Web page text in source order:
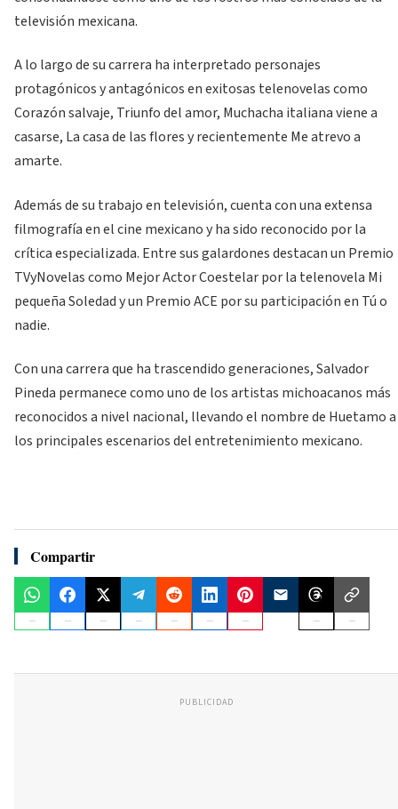
televisión mexicana.
A lo largo de su carrera ha interpretado personajes
protagónicos y antagónicos en exitosas telenovelas como
Corazón salvaje, Triunfo del amor, Muchacha italiana viene a
casarse, La casa de las flores y recientemente Me atrevo a
amarte.
Además de su trabajo en televisión, cuenta con una extensa
filmografía en el cine mexicano y ha sido reconocido por la
crítica especializada. Entre sus galardones destacan un Premio
TVyNovelas como Mejor Actor Coestelar por la telenovela Mi
pequeña Soledad y un Premio ACE por su participación en Tú o
nadie.
Con una carrera que ha trascendido generaciones, Salvador
Pineda permanece como uno de los artistas michoacanos más
reconocidos a nivel nacional, llevando el nombre de Huetamo a
los principales escenarios del entretenimiento mexicano.
Compartir
PUBLICIDAD